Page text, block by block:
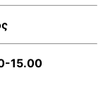
15.00